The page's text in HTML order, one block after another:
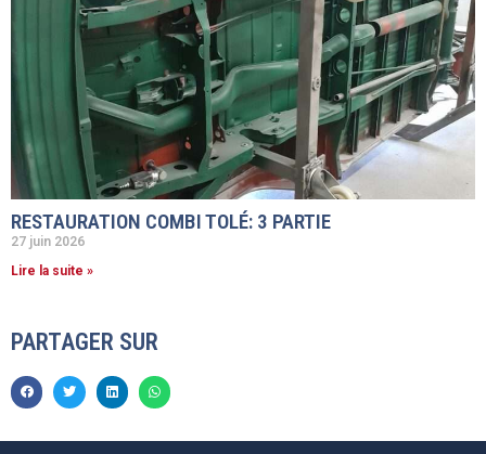
RESTAURATION COMBI TOLÉ: 3 PARTIE
27 juin 2026
Lire la suite »
PARTAGER SUR